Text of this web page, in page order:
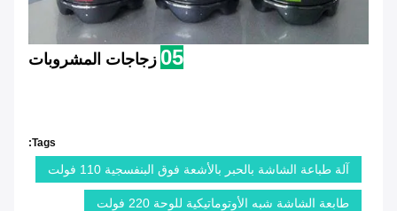
05 زجاجات المشروبات
Tags:
آلة طباعة الشاشة بالحبر بالأشعة فوق البنفسجية 110 فولت
طابعة الشاشة شبه الأوتوماتيكية للوحة 220 فولت